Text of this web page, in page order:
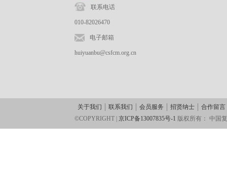
联系电话
010-82026470
电子邮箱
huiyuanbu@csfcm.org.cn
关于我们 联系我们 会员服务 招贤纳士
合作留言
©COPYRIGHT | 京ICP备13007835号-1 版权所有： 中国